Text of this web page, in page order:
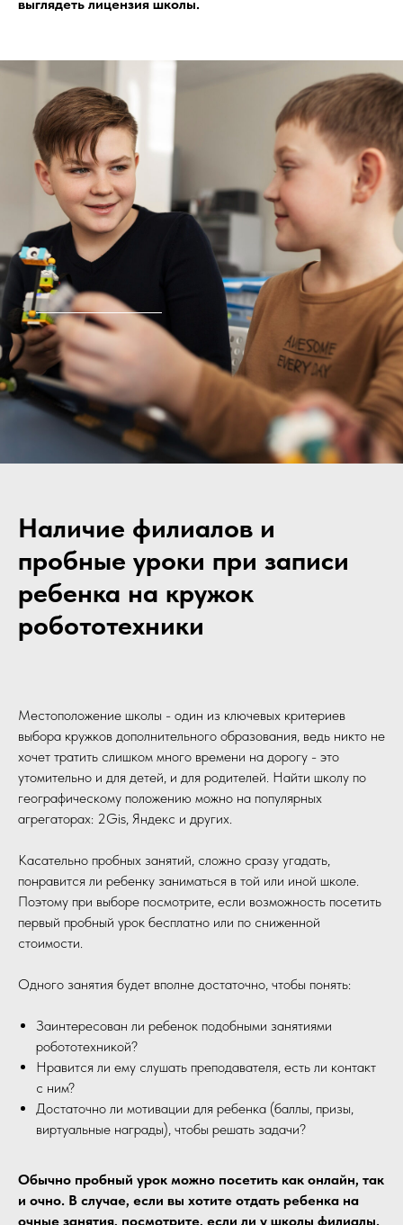
выглядеть лицензия школы.
Наличие филиалов и
пробные уроки при записи
ребенка на кружок
робототехники
Местоположение школы - один из ключевых критериев
выбора кружков дополнительного образования, ведь никто не
хочет тратить слишком много времени на дорогу - это
утомительно и для детей, и для родителей. Найти школу по
географическому положению можно на популярных
агрегаторах: 2Gis, Яндекс и других.
Касательно пробных занятий, сложно сразу угадать,
понравится ли ребенку заниматься в той или иной школе.
Поэтому при выборе посмотрите, если возможность посетить
первый пробный урок бесплатно или по сниженной
стоимости.
Одного занятия будет вполне достаточно, чтобы понять:
Заинтересован ли ребенок подобными занятиями
робототехникой?
Нравится ли ему слушать преподавателя, есть ли контакт
с ним?
Достаточно ли мотивации для ребенка (баллы, призы,
виртуальные награды), чтобы решать задачи?
Обычно пробный урок можно посетить как онлайн, так
и очно. В случае, если вы хотите отдать ребенка на
очные занятия, посмотрите, если ли у школы филиалы.